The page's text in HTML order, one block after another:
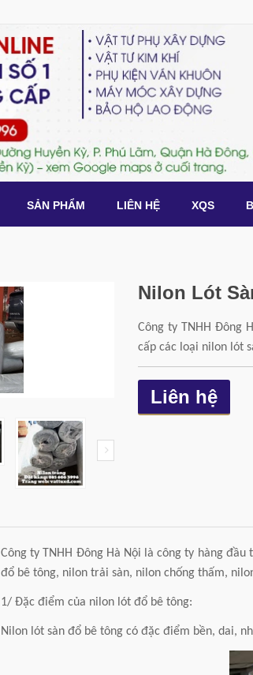
SẢN PHẨM LIÊN HỆ XQS
Nilon Lót
Công ty TNHH Đông
cấp các loại nilon lót
Liên hệ
Công ty TNHH Đông Hà Nội là công ty hàng
đổ bê tông, nilon trải sàn, nilon chống thấm,
1/ Đặc điểm của nilon lót đổ bê tông:
Nilon lót sàn đổ bê tông có đặc điểm bền, dai,